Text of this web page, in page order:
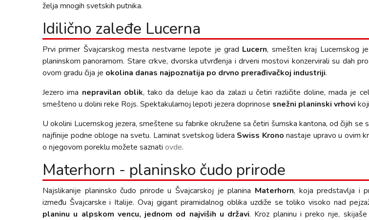
želja mnogih svetskih putnika.
Idilično zaleđe Lucerna
Prvi primer Švajcarskog mesta nestvarne lepote je grad Lucern, smešten kraj Lucernskog
planinskom panoramom. Stare crkve, dvorska utvrđenja i drveni mostovi konzervirali su dah
ovom gradu čija je okolina danas najpoznatija po drvno prerađivačkoj industriji.
Jezero ima nepravilan oblik, tako da deluje kao da zalazi u četiri različite doline, mada je
smešteno u dolini reke Rojs. Spektakularnoj lepoti jezera doprinose snežni planinski vrhovi
U okolini Lucernskog jezera, smeštene su fabrike okružene sa četiri šumska kantona, od čijih se
najfinije podne obloge na svetu. Laminat svetskog lidera Swiss Krono nastaje upravo u ovim
o njegovom poreklu možete saznati ovde.
Materhorn - planinsko čudo prirode
Najslikanije planinsko čudo prirode u Švajcarskoj je planina Materhorn, koja predstavlja i
između Švajcarske i Italije. Ovaj gigant piramidalnog oblika uzdiže se toliko visoko nad
planinu u alpskom vencu, jednom od najviših u državi. Kroz planinu i preko nje,